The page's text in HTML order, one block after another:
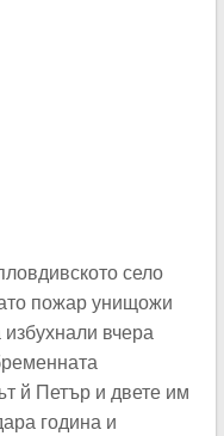
село
пожар унищожи
вчера
й Петър и двете им
година и